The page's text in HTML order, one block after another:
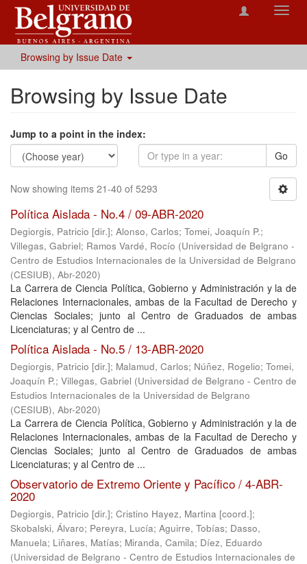
Browsing by Issue Date
Browsing by Issue Date
Jump to a point in the index:
Go
Now showing items 21-40 of 5293
Política Aislada - No.4 / 09-ABR-2020
Degiorgis, Patricio [dir.]; Alonso, Carlos; Tomei, Joaquín P.;
Villegas, Gabriel; Ramos Vardé, Rocío (Universidad de Belgrano -
Centro de Estudios Internacionales de la Universidad de Belgrano
(CESIUB), Abr-2020)
La Carrera de Ciencia Política, Gobierno y Administración y la de
Relaciones Internacionales, ambas de la Facultad de Derecho y
Ciencias Sociales; junto al Centro de Graduados de ambas
Licenciaturas; y al Centro de ...
Política Aislada - No.5 / 13-ABR-2020
Degiorgis, Patricio [dir.]; Malamud, Carlos; Núñez, Rogelio; Tomei,
Joaquín P.; Villegas, Gabriel (Universidad de Belgrano - Centro de
Estudios Internacionales de la Universidad de Belgrano
(CESIUB), Abr-2020)
La Carrera de Ciencia Política, Gobierno y Administración y la de
Relaciones Internacionales, ambas de la Facultad de Derecho y
Ciencias Sociales; junto al Centro de Graduados de ambas
Licenciaturas; y al Centro de ...
Observatorio de Extremo Oriente y Pacífico / 4-ABR-
2020
Degiorgis, Patricio [dir.]; Cristino Hayez, Martina [coord.];
Skobalski, Álvaro; Pereyra, Lucía; Aguirre, Tobías; Dasso,
Manuela; Liñares, Matías; Miranda, Camila; Díez, Eduardo
(Universidad de Belgrano - Centro de Estudios Internacionales de